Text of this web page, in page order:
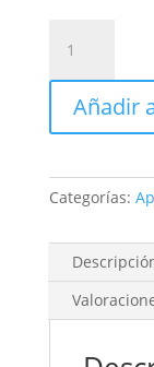
512GB
Negro
cantidad
Añadir
Categorías: